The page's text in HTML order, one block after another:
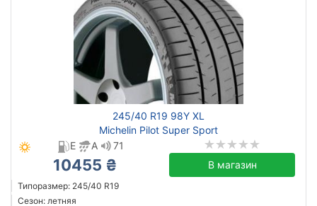
245/40 R19 98Y XL
Michelin Pilot Super Sport
E
A 71
10455 ₴ В магазин
Типоразмер: 245/40 R19
Сезон: летняя
Тип транспортного средства
внедорожник
Усиленная шина
Сбросить Подобрать